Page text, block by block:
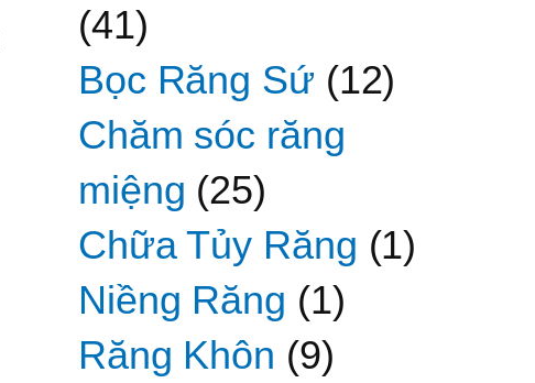
(41)
Bọc Răng Sứ (12)
Chăm sóc răng
miệng (25)
Chữa Tủy Răng (1)
Niềng Răng (1)
Răng Khôn (9)